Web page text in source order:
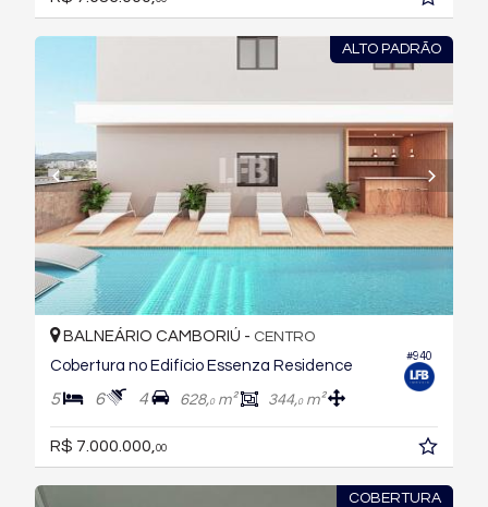
ALTO PADRÃO
#940
BALNEÁRIO CAMBORIÚ - CENTRO
Cobertura no Edifício Essenza Residence
5 6 4 628,0m² 344,0m²
R$ 7.000.000, 00
COBERTURA